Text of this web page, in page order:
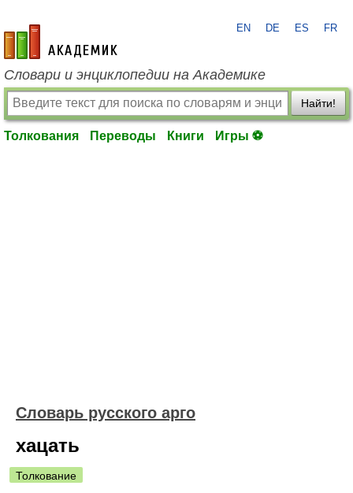
academic.ru
EN DE ES FR
Словари и энциклопедии на Академике
Найти!
Толкования Переводы Книги Игры ⚽
Словарь русского арго
хацать
Толкование